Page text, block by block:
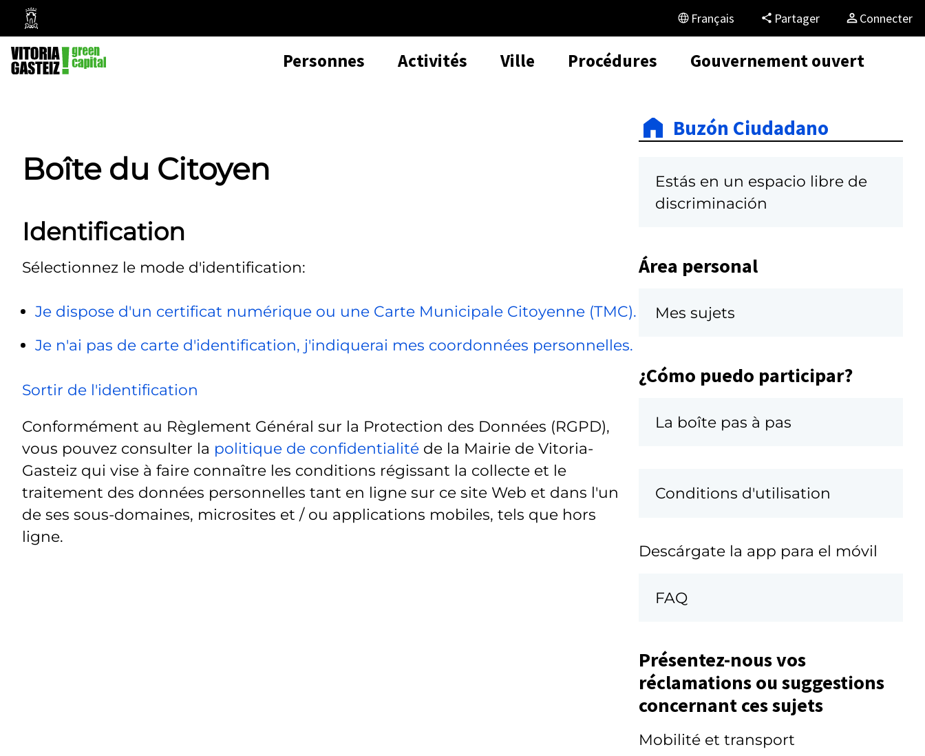
Mairie
de
Vitoria-
Gasteiz
Français Partager Connecter
Personnes Activités Ville Procédures Gouvernement ouvert
Boîte du Citoyen
Identification
Sélectionnez le mode d'identification:
Je dispose d'un certificat numérique ou une Carte Municipale Citoyenne (TMC).
Je n'ai pas de carte d'identification, j'indiquerai mes coordonnées personnelles.
Sortir de l'identification
Conformément au Règlement Général sur la Protection des Données (RGPD),
vous pouvez consulter la politique de confidentialité de la Mairie de Vitoria-
Gasteiz qui vise à faire connaître les conditions régissant la collecte et le
traitement des données personnelles tant en ligne sur ce site Web et dans l'un
de ses sous-domaines, microsites et / ou applications mobiles, tels que hors
ligne.
Buzón Ciudadano
Estás en un espacio libre de
discriminación
Área personal
Mes sujets
¿Cómo puedo participar?
La boîte pas à pas
Conditions d'utilisation
Descárgate la app para el móvil
FAQ
Présentez-nous vos
réclamations ou suggestions
concernant ces sujets
Mobilité et transport